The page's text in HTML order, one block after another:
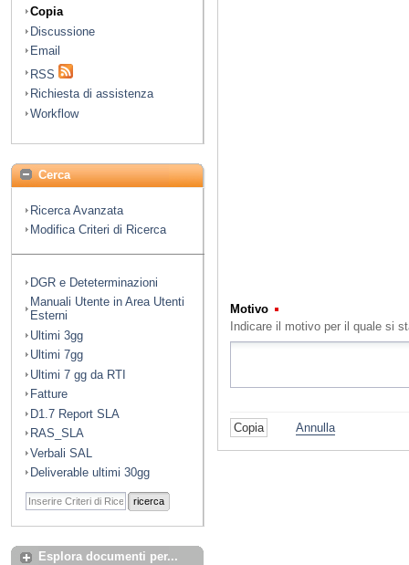
Copia
Discussione
Email
RSS
Richiesta di assistenza
Workflow
Cerca
Ricerca Avanzata
Modifica Criteri di Ricerca
DGR e Deteterminazioni
Manuali Utente in Area Utenti
Esterni
Ultimi 3gg
Ultimi 7gg
Ultimi 7 gg da RTI
Fatture
D1.7 Report SLA
RAS_SLA
Verbali SAL
Deliverable ultimi 30gg
ricerca
Esplora documenti per...
Motivo
Indicare il motivo per il quale si
Annulla